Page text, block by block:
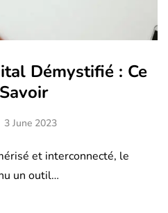
Démystifié : Ce
3 June 2023
et interconnecté, le
un outil…